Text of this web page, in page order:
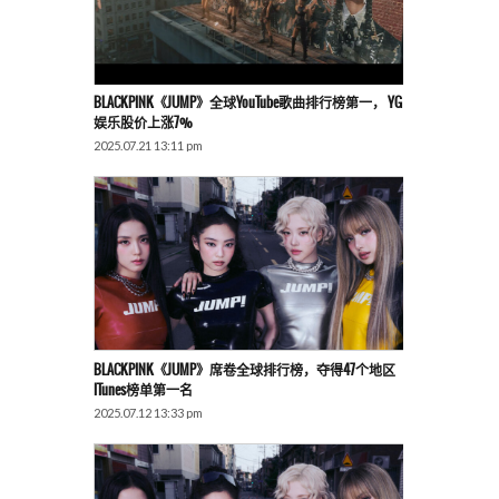
BLACKPINK《JUMP》全球YouTube歌曲排行榜第一， YG
娱乐股价上涨7%
2025.07.21 13:11 pm
BLACKPINK《JUMP》席卷全球排行榜，夺得47个地区
ITunes榜单第一名
2025.07.12 13:33 pm